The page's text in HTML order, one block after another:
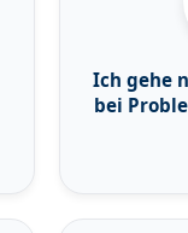
Ich gehe
bei